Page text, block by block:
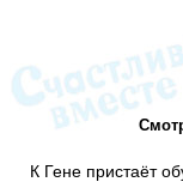
К Гене пристаёт